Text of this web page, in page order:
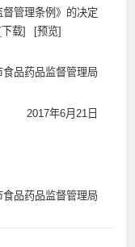
管理条例》的决定
[下载] [预览]
品药品监督管理局
2017年6月21日
品药品监督管理局